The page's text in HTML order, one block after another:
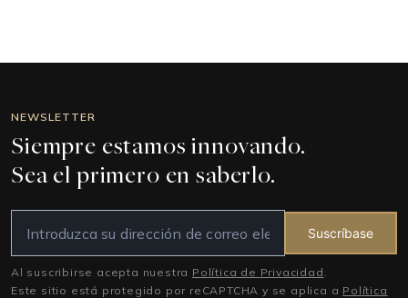
NEWSLETTER
Siempre estamos innovando.
Sea el primero en saberlo.
Suscríbase
Al suscribirse acepta nuestra Política de Privacidad
Este sitio está protegido por reCAPTCHA y se aplica a Política